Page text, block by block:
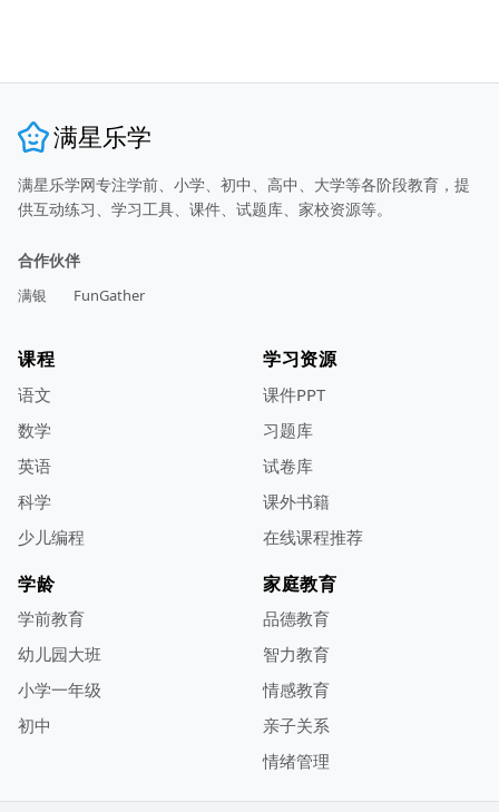
满星乐学
满星乐学网专注学前、小学、初中、高中、大学等各阶段教育，提
供互动练习、学习工具、课件、试题库、家校资源等。
合作伙伴
满银 FunGather
课程
语文
数学
英语
科学
少儿编程
学习资源
课件PPT
习题库
试卷库
课外书籍
在线课程推荐
学龄
学前教育
幼儿园大班
小学一年级
初中
家庭教育
品德教育
智力教育
情感教育
亲子关系
情绪管理